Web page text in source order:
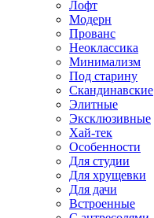
Лофт
Модерн
Прованс
Неоклассика
Минимализм
Под старину
Скандинавские
Элитные
Эксклюзивные
Хай-тек
Особенности
Для студии
Для хрущевки
Для дачи
Встроенные